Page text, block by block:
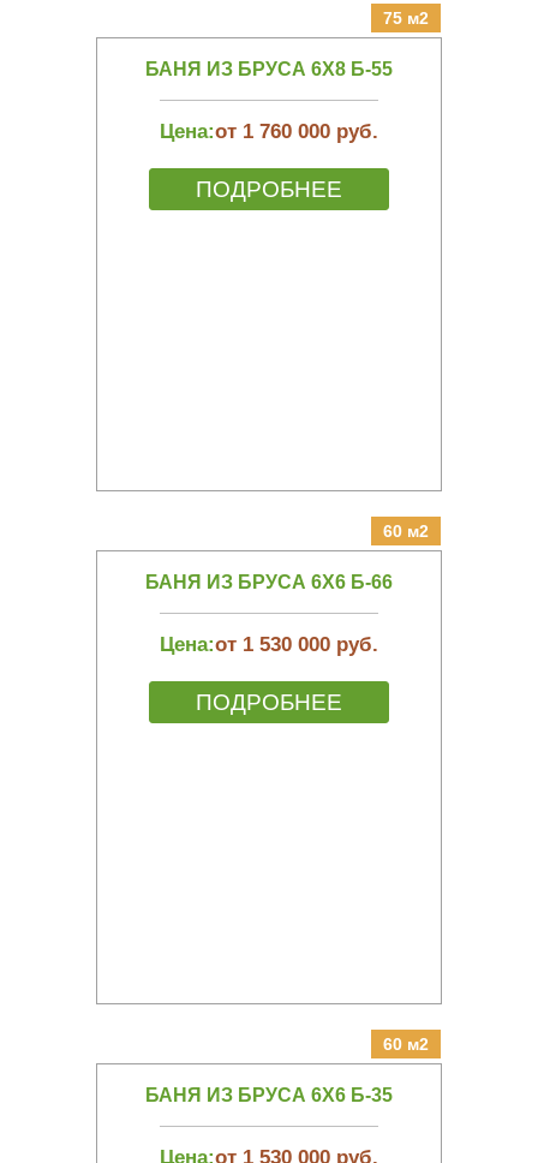
75 м2
БАНЯ ИЗ БРУСА 6Х8 Б-55
Цена:от 1 760 000 руб.
ПОДРОБНЕЕ
60 м2
БАНЯ ИЗ БРУСА 6Х6 Б-66
Цена:от 1 530 000 руб.
ПОДРОБНЕЕ
60 м2
БАНЯ ИЗ БРУСА 6Х6 Б-35
Цена:от 1 530 000 руб.